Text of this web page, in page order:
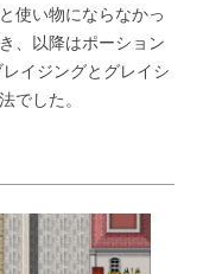
使い物にならなかっ
、以降はポーション
イジングとグレイシ
でした。